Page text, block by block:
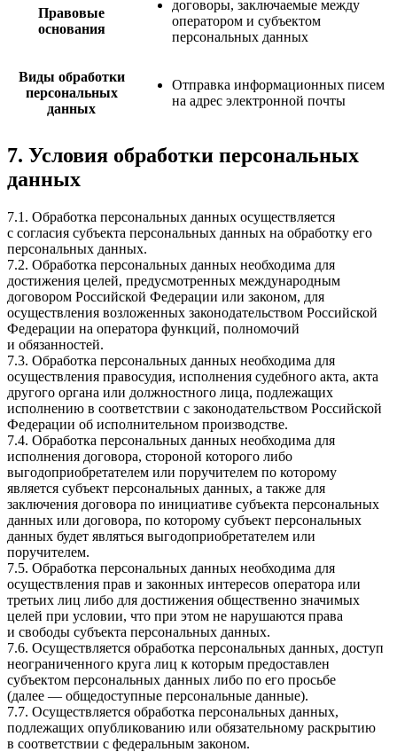
Правовые
основания
договоры, заключаемые между
оператором и субъектом
персональных данных
Виды обработки
персональных
данных
Отправка информационных писем
на адрес электронной почты
7. Условия обработки персональных
данных
7.1. Обработка персональных данных осуществляется
с согласия субъекта персональных данных на обработку его
персональных данных.
7.2. Обработка персональных данных необходима для
достижения целей, предусмотренных международным
договором Российской Федерации или законом, для
осуществления возложенных законодательством Российской
Федерации на оператора функций, полномочий
и обязанностей.
7.3. Обработка персональных данных необходима для
осуществления правосудия, исполнения судебного акта, акта
другого органа или должностного лица, подлежащих
исполнению в соответствии с законодательством Российской
Федерации об исполнительном производстве.
7.4. Обработка персональных данных необходима для
исполнения договора, стороной которого либо
выгодоприобретателем или поручителем по которому
является субъект персональных данных, а также для
заключения договора по инициативе субъекта персональных
данных или договора, по которому субъект персональных
данных будет являться выгодоприобретателем или
поручителем.
7.5. Обработка персональных данных необходима для
осуществления прав и законных интересов оператора или
третьих лиц либо для достижения общественно значимых
целей при условии, что при этом не нарушаются права
и свободы субъекта персональных данных.
7.6. Осуществляется обработка персональных данных, доступ
неограниченного круга лиц к которым предоставлен
субъектом персональных данных либо по его просьбе
(далее — общедоступные персональные данные).
7.7. Осуществляется обработка персональных данных,
подлежащих опубликованию или обязательному раскрытию
в соответствии с федеральным законом.